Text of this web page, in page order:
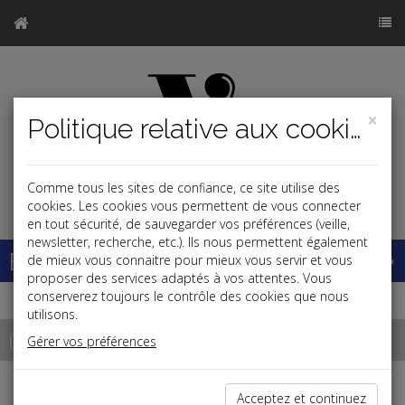
Base documentaire
Chiffres
×
Politique relative aux cookies
Comme tous les sites de confiance, ce site utilise des
cookies. Les cookies vous permettent de vous connecter
en tout sécurité, de sauvegarder vos préférences (veille,
newsletter, recherche, etc.). Ils nous permettent également
de mieux vous connaitre pour mieux vous servir et vous
proposer des services adaptés à vos attentes. Vous
conserverez toujours le contrôle des cookies que nous
utilisons.
Gérer vos préférences
Acceptez et continuez